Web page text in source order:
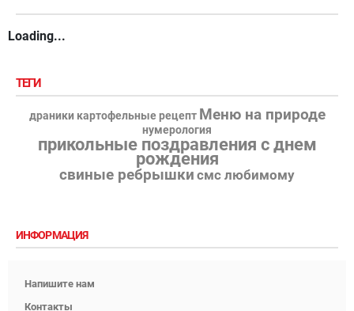
Loading...
ТЕГИ
драники картофельные рецепт Меню на природе
нумерология
прикольные поздравления с днем
рождения
свиные ребрышки смс любимому
ИНФОРМАЦИЯ
Напишите нам
Контакты